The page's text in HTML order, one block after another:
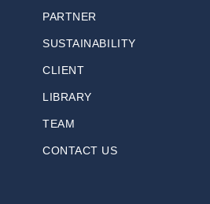
PARTNER
SUSTAINABILITY
CLIENT
LIBRARY
TEAM
CONTACT US